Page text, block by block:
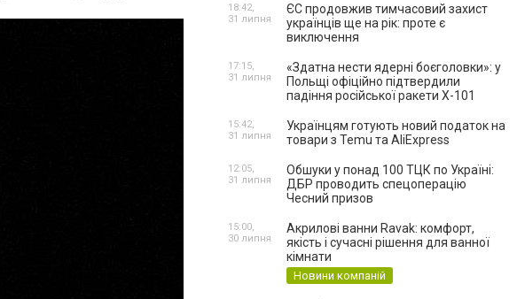
ЄС продовжив тимчасовий захист
українців ще на рік: проте є
виключення
18:42,
31 липня
«Здатна нести ядерні боєголовки»: у
Польщі офіційно підтвердили
падіння російської ракети Х-101
17:15,
31 липня
Українцям готують новий податок на
товари з Temu та AliExpress
15:42,
31 липня
Обшуки у понад 100 ТЦК по Україні:
ДБР проводить спецоперацію
Чесний призов
12:05,
31 липня
Акрилові ванни Ravak: комфорт,
якість і сучасні рішення для ванної
кімнати
Новини компаній
15:00,
30 липня